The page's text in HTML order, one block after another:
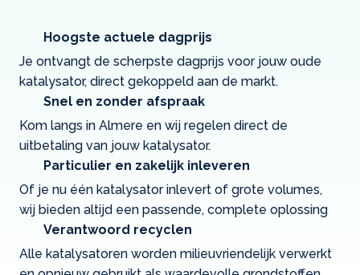
Hoogste actuele dagprijs
Je ontvangt de scherpste dagprijs voor jouw oude
katalysator, direct gekoppeld aan de markt.
Snel en zonder afspraak
Kom langs in Almere en wij regelen direct de
uitbetaling van jouw katalysator.
Particulier en zakelijk inleveren
Of je nu één katalysator inlevert of grote volumes,
wij bieden altijd een passende, complete oplossing
Verantwoord recyclen
Alle katalysatoren worden milieuvriendelijk verwerkt